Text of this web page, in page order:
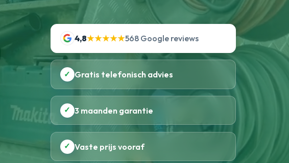
4,8★★★★★568 Google reviews
✓ Gratis telefonisch advies
✓ 3 maanden garantie
✓ Vaste prijs vooraf